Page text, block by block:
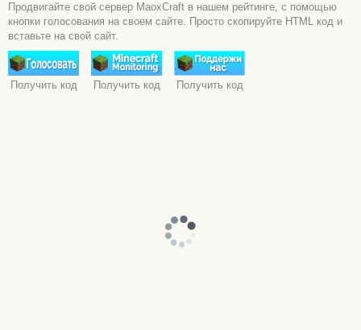
Продвигайте свой сервер MaoxCraft в нашем рейтинге, с помощью
кнопки голосования на своем сайте. Просто скопируйте HTML код и
вставьте на свой сайт.
Получить код Получить код Получить код